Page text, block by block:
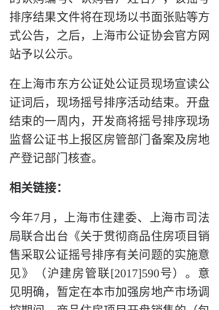
排序结果文件将在现场以书面张贴等方
式公告，之后，上海市公证协会官方网
站予以公示。
在上海市东方公证处公证员现场宣读公
证词后，现场摇号排序活动结束。开盘
结束的一周内，开发商将摇号排序现场
监督公证书上报区房管部门备案及房地
产登记部门核查。
相关链接：
今年7月，上海市住建委、上海市司法
局联合出台《关于贯彻商品住房项目销
售采取公证摇号排序有关问题的实施意
见》（沪建房管联[2017]590号）。意
见明确，暂定在本市加强房地产市场调